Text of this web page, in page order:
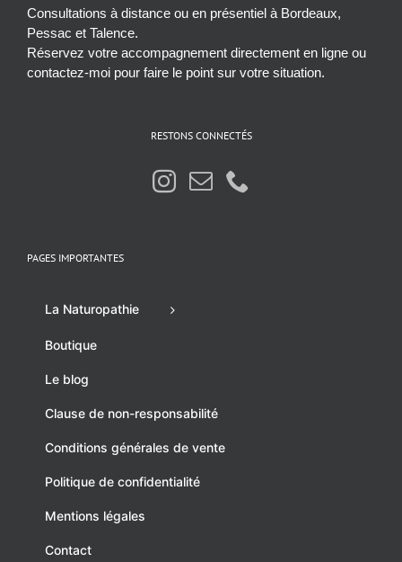
Consultations à distance ou en présentiel à Bordeaux,
Pessac et Talence.
Réservez votre accompagnement directement en ligne ou
contactez-moi pour faire le point sur votre situation.
RESTONS CONNECTÉS
PAGES IMPORTANTES
La Naturopathie
Boutique
Le blog
Clause de non-responsabilité
Conditions générales de vente
Politique de confidentialité
Mentions légales
Contact